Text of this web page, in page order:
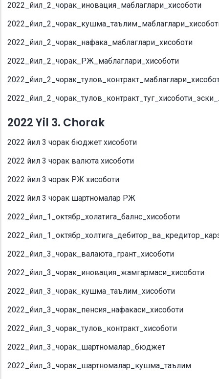
2022_йил_2_чорак_иновация_маблаглари_хисоботи
2022_йил_2_чорак_нафака_маблаглари_хисоботи
2022_йил_2_чорак_РЖ_маблаглари_хисоботи
2022 Yil 3. Chorak
2022 йил 3 чорак бюджет хисоботи
2022 йил 3 чорак валюта хисоботи
2022 йил 3 чорак РЖ хисоботи
2022 йил 3 чорак шартномалар РЖ
2022_йил_1_октябр_холатига_балнс_хисоботи
2022_йил_3_чорак_валаюта_грант_хисоботи
2022_йил_3_чорак_иновация_жамгармаси_хисоботи
2022_йил_3_чорак_кушма_таълим_хисоботи
2022_йил_3_чорак_пенсия_нафакаси_хисоботи
2022_йил_3_чорак_тулов_контракт_хисоботи
2022_йил_3_чорак_шартномалар_бюджет
2022_йил_3_чорак_шартномалар_кушма_таълим